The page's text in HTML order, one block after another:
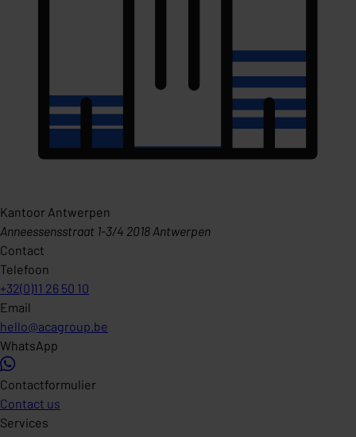
Kantoor Antwerpen
Anneessensstraat 1-3/4 2018 Antwerpen
Contact
Telefoon
+32(0)11 26 50 10
Email
hello@acagroup.be
WhatsApp
Contactformulier
Contact us
Services